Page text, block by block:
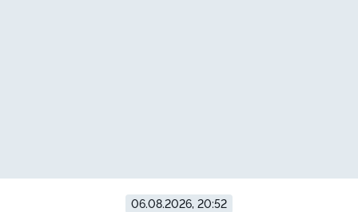
06.08.2026, 20:52